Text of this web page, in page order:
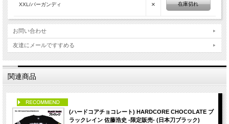
XXL/バーガンディ × 在庫切れ
お問い合わせ
友達にメールですすめる
関連商品
(ハードコアチョコレート) HARDCORE CHOCOLATE ブ
ラックレイン 佐藤浩史 -限定販売- (日本刀ブラック)